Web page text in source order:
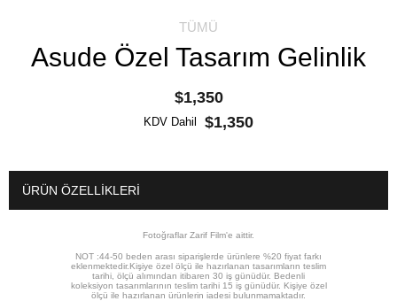
TÜMÜ
Asude Özel Tasarım Gelinlik
$1,350
KDV Dahil $1,350
ÜRÜN ÖZELLIKLERI
Fotoğraflar Zarif Film'e aittir.
NOT :44-50 beden arası siparişlerde ürünlere %20 fiyat farkı
eklenmektedir.Kişiye özel ölçü ile hazırlanan tasarımların teslim
tarihi, ölçü alımından itibaren 30 iş günüdür. Bedenli
koleksiyon tasarımlarının teslim tarihi 15 iş günüdür. Kişiye özel
ölçü ile hazırlanan ürünlerin iadesi bulunmamaktadır.